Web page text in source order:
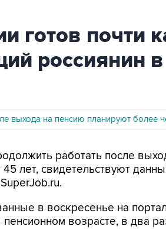
готов почти
россиянин в
выхода на пенсию планируют более
работать после
лет, свидетельствуют
в воскресенье на
возрасте, в два